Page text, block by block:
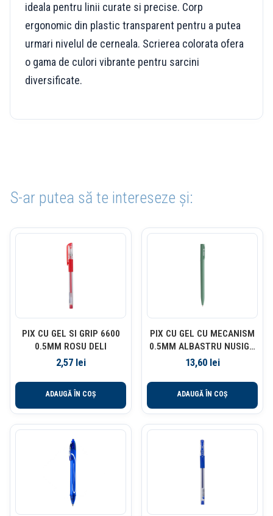
ideala pentru linii curate si precise. Corp
ergonomic din plastic transparent pentru a putea
urmari nivelul de cerneala. Scrierea colorata ofera
o gama de culori vibrante pentru sarcini
diversificate.
S-ar putea să te intereseze și:
PIX CU GEL SI GRIP 6600
0.5MM ROSU DELI
2,57 lei
ADAUGĂ ÎN COȘ
PIX CU GEL CU MECANISM
0.5MM ALBASTRU NUSIGN
CORP VERDE DELI
13,60 lei
ADAUGĂ ÎN COȘ